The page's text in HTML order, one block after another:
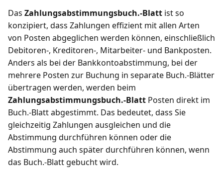
Das Zahlungsabstimmungsbuch.-Blatt ist so
konzipiert, dass Zahlungen effizient mit allen Arten
von Posten abgeglichen werden können, einschließlich
Debitoren-, Kreditoren-, Mitarbeiter- und Bankposten.
Anders als bei der Bankkontoabstimmung, bei der
mehrere Posten zur Buchung in separate Buch.-Blätter
übertragen werden, werden beim
Zahlungsabstimmungsbuch.-Blatt Posten direkt im
Buch.-Blatt abgestimmt. Das bedeutet, dass Sie
gleichzeitig Zahlungen ausgleichen und die
Abstimmung durchführen können oder die
Abstimmung auch später durchführen können, wenn
das Buch.-Blatt gebucht wird.